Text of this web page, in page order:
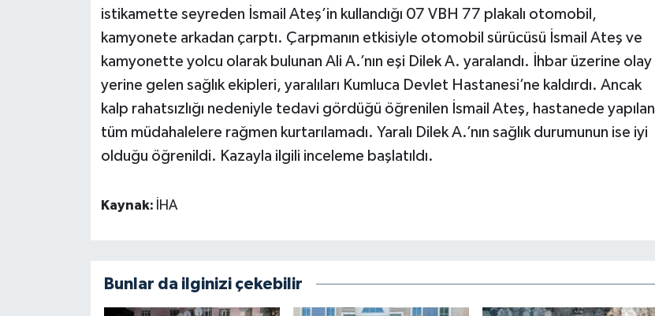
istikamette seyreden İsmail Ateş’in kullandığı 07 VBH 77 plakalı otomobil,
kamyonete arkadan çarptı. Çarpmanın etkisiyle otomobil sürücüsü İsmail Ateş ve
kamyonette yolcu olarak bulunan Ali A.’nın eşi Dilek A. yaralandı. İhbar üzerine olay
yerine gelen sağlık ekipleri, yaralıları Kumluca Devlet Hastanesi’ne kaldırdı. Ancak
kalp rahatsızlığı nedeniyle tedavi gördüğü öğrenilen İsmail Ateş, hastanede yapılan
tüm müdahalelere rağmen kurtarılamadı. Yaralı Dilek A.’nın sağlık durumunun ise iyi
olduğu öğrenildi. Kazayla ilgili inceleme başlatıldı.
Kaynak: İHA
Bunlar da ilginizi çekebilir